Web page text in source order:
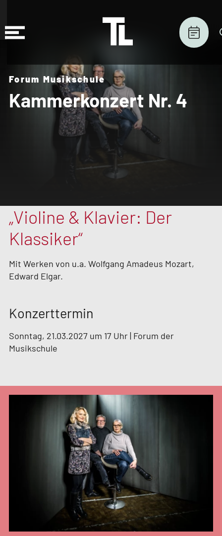
Forum Musikschule
Kammerkonzert Nr. 4
„Violine & Klavier: Der
Klassiker“
Mit Werken von u.a. Wolfgang Amadeus Mozart,
Edward Elgar.
Konzerttermin
Sonntag, 21.03.2027 um 17 Uhr | Forum der
Musikschule